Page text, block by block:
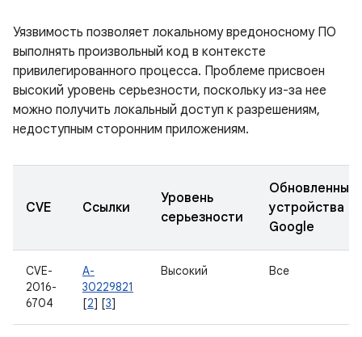
Уязвимость позволяет локальному вредоносному ПО
выполнять произвольный код в контексте
привилегированного процесса. Проблеме присвоен
высокий уровень серьезности, поскольку из-за нее
можно получить локальный доступ к разрешениям,
недоступным сторонним приложениям.
CVE Ссылки
Уровень
серьезности
Обновленные
устройства
Google
CVE-
2016-
6704
A-
30229821
[2] [3]
Высокий Все